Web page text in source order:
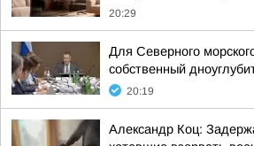
20:29
Для Северного
собственный
20:19
Александр Коц: